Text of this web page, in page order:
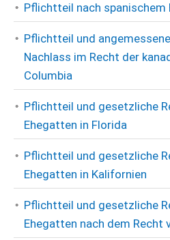
Pflichtteil nach spanischem
Pflichtteil und
Nachlass im Recht der
Columbia
Pflichtteil und gesetzliche
Ehegatten in Florida
Pflichtteil und gesetzliche
Ehegatten in Kalifornien
Pflichtteil und gesetzliche
Ehegatten nach dem Recht